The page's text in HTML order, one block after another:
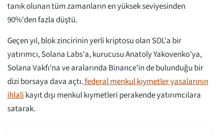
tanık olunan tüm zamanların en yüksek seviyesinden
90%'den fazla düştü.
Geçen yıl, blok zincirinin yerli kriptosu olan SOL'a bir
yatırımcı, Solana Labs'a, kurucusu Anatoly Yakovenko'ya,
Solana Vakfı'na ve aralarında Binance'in de bulunduğu bir
dizi borsaya dava açtı.federal menkul kıymetler yasalarının
ihlalikayıt dışı menkul kıymetleri perakende yatırımcılara
satarak.